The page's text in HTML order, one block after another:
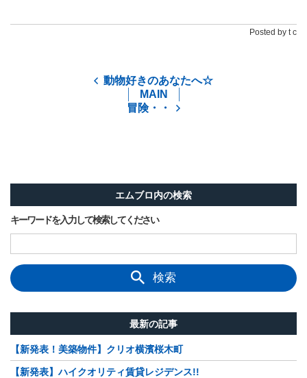
Posted by t c
動物好きのあなたへ☆
MAIN
冒険・・
エムブロ内の検索
キーワードを入力して検索してください
検索
最新の記事
【新発表！美築物件】クリオ横濱桜木町
【新発表】ハイクオリティ賃貸レジデンス!!